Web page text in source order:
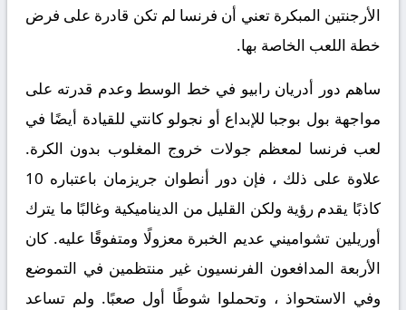
الأرجنتين المبكرة تعني أن فرنسا لم تكن قادرة على فرض
خطة اللعب الخاصة بها.
ساهم دور أدريان رابيو في خط الوسط وعدم قدرته على
مواجهة بول بوجبا للإبداع أو نجولو كانتي للقيادة أيضًا في
لعب فرنسا لمعظم جولات خروج المغلوب بدون الكرة.
علاوة على ذلك ، فإن دور أنطوان جريزمان باعتباره 10
كاذبًا يقدم رؤية ولكن القليل من الديناميكية وغالبًا ما يترك
أوريلين تشواميني عديم الخبرة معزولًا ومتفوقًا عليه. كان
الأربعة المدافعون الفرنسيون غير منتظمين في التموضع
وفي الاستحواذ ، وتحملوا شوطًا أول صعبًا. ولم تساعد